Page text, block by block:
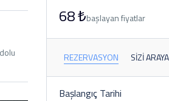
68 ₺başlayan fiyatlar
REZERVASYON SIZI
Başlangıç ​​Tarihi